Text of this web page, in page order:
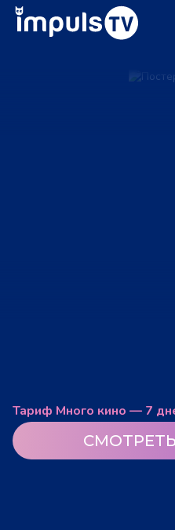
Тариф Много кино — 7
СМОТРЕТЬ